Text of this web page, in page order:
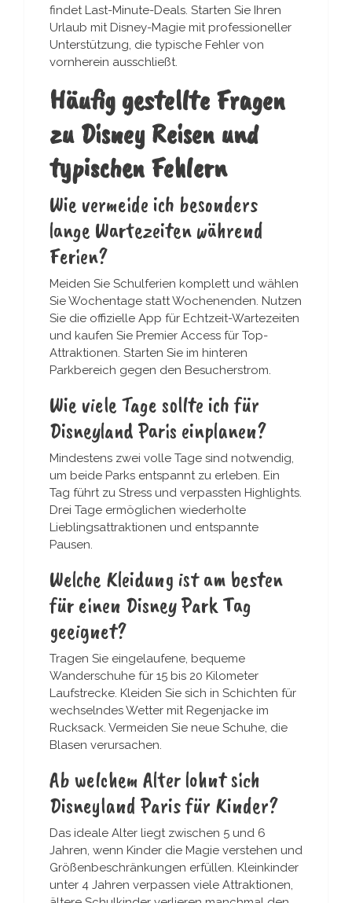
findet Last-Minute-Deals. Starten Sie Ihren
Urlaub mit Disney-Magie mit professioneller
Unterstützung, die typische Fehler von
vornherein ausschließt.
Häufig gestellte Fragen
zu Disney Reisen und
typischen Fehlern
Wie vermeide ich besonders
lange Wartezeiten während
Ferien?
Meiden Sie Schulferien komplett und wählen
Sie Wochentage statt Wochenenden. Nutzen
Sie die offizielle App für Echtzeit-Wartezeiten
und kaufen Sie Premier Access für Top-
Attraktionen. Starten Sie im hinteren
Parkbereich gegen den Besucherstrom.
Wie viele Tage sollte ich für
Disneyland Paris einplanen?
Mindestens zwei volle Tage sind notwendig,
um beide Parks entspannt zu erleben. Ein
Tag führt zu Stress und verpassten Highlights.
Drei Tage ermöglichen wiederholte
Lieblingsattraktionen und entspannte
Pausen.
Welche Kleidung ist am besten
für einen Disney Park Tag
geeignet?
Tragen Sie eingelaufene, bequeme
Wanderschuhe für 15 bis 20 Kilometer
Laufstrecke. Kleiden Sie sich in Schichten für
wechselndes Wetter mit Regenjacke im
Rucksack. Vermeiden Sie neue Schuhe, die
Blasen verursachen.
Ab welchem Alter lohnt sich
Disneyland Paris für Kinder?
Das ideale Alter liegt zwischen 5 und 6
Jahren, wenn Kinder die Magie verstehen und
Größenbeschränkungen erfüllen. Kleinkinder
unter 4 Jahren verpassen viele Attraktionen,